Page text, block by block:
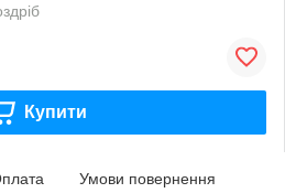
Купити
Умови повернення